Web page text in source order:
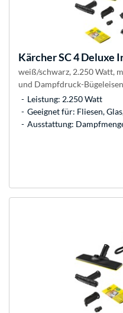
KärcherSC 4 Deluxe
weiß/schwarz, 2.250 Watt,
und Dampfdruck-Bügeleisen
Leistung: 2.250 Watt
Geeignet für: Fliesen,
Ausstattung: